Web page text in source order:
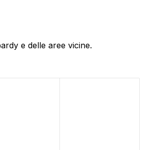
e delle aree vicine.